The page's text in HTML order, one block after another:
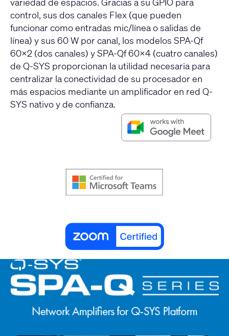
control, sus dos canales Flex (que pueden
funcionar como entradas mic/línea o salidas de
línea) y sus 60 W por canal, los modelos SPA-Qf
60x2 (dos canales) y SPA-Qf 60x4 (cuatro canales)
de Q-SYS proporcionan la utilidad necesaria para
centralizar la conectividad de su procesador en
más espacios mediante un amplificador en red Q-
SYS nativo y de confianza.